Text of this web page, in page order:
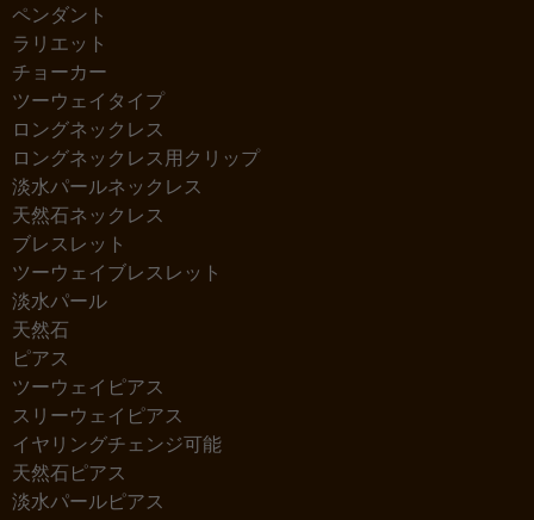
ペンダント
ラリエット
チョーカー
ツーウェイタイプ
ロングネックレス
ロングネックレス用クリップ
淡水パールネックレス
天然石ネックレス
ブレスレット
ツーウェイブレスレット
淡水パール
天然石
ピアス
ツーウェイピアス
スリーウェイピアス
イヤリングチェンジ可能
天然石ピアス
淡水パールピアス